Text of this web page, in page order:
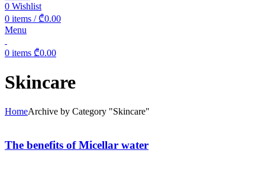
0 Wishlist
0 items / ₾0.00
Menu
0 items ₾0.00
Skincare
HomeArchive by Category "Skincare"
The benefits of Micellar water